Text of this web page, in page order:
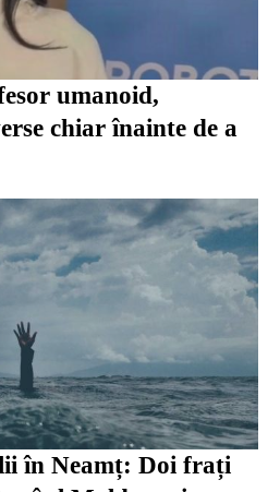
umanoid,
chiar înainte de a
în Neamț: Doi frați